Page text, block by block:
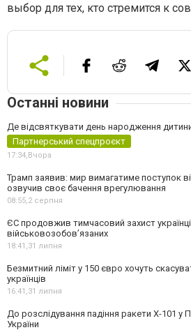
выбор для тех, кто стремится к
Останні новини
Де відсвяткувати день народження
Партнерський спецпроєкт
17:34, Вчора
Трамп заявив: мир вимагатиме поступок
озвучив своє бачення врегулювання
08:55, 2 серпня
ЄС продовжив тимчасовий захист
військовозобов’язаних
18:41, 31 липня
Безмитний ліміт у 150 євро хочуть
українців
16:41, 31 липня
До розслідування падіння ракети Х-101 у
України